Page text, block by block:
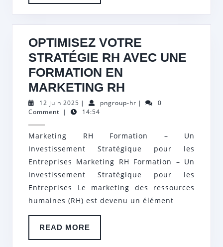
CONSEIL
EN
RH
MORE
OPTIMISEZ VOTRE
STRATÉGIE RH AVEC UNE
FORMATION EN
MARKETING RH
VOTRE
RH
AVEC
UNE
FORMATION
EN
MARKETING
12 juin 2025 12
juin
| pngroup-hrpngroup-
|
0
Comment | 14:54
Marketing RH Formation – Un
Investissement Stratégique pour les
Entreprises Marketing RH Formation – Un
Investissement Stratégique pour les
Entreprises Le marketing des ressources
humaines (RH) est devenu un élément
READ MORE
MORE